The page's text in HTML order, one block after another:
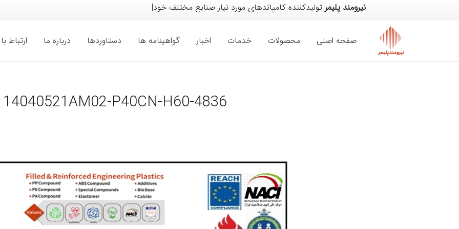
نیرومند پلیمر تولیدکننده کامپاندهای مورد نیاز صنایع مختلف خودرو، لوا
صفحه اصلی محصولات خدمات اخبار گواهینامه ها دستاوردها درباره ما ارتباط
14040521AM02-P40CN-H60-4836